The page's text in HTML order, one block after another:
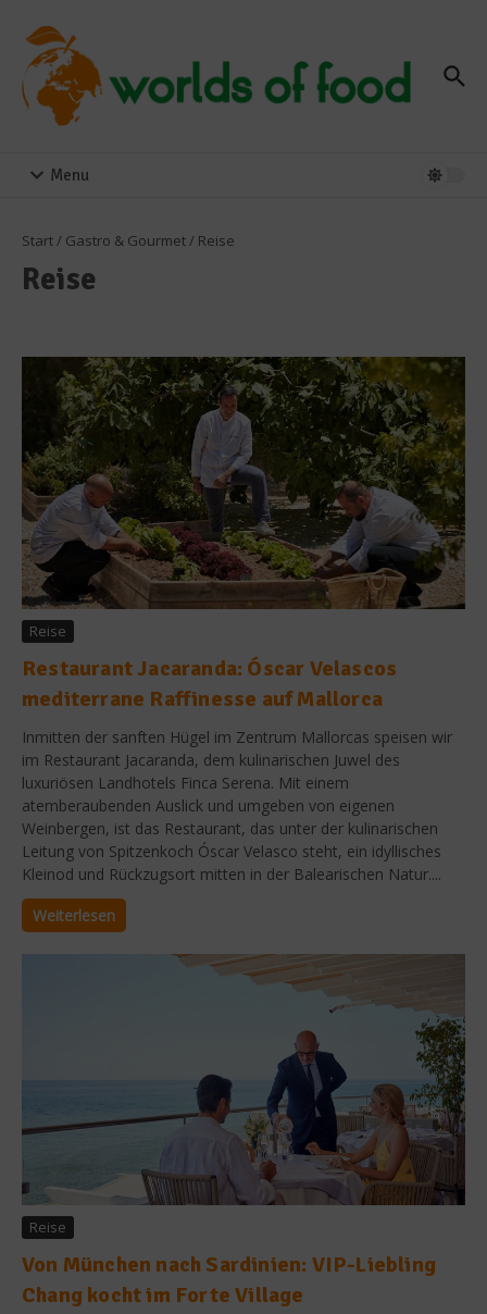
Menu
Start/ Gastro & Gourmet/ Reise
Reise
Reise
Restaurant Jacaranda: Óscar Velascos
mediterrane Raffinesse auf Mallorca
Inmitten der sanften Hügel im Zentrum Mallorcas speisen wir
im Restaurant Jacaranda, dem kulinarischen Juwel des
luxuriösen Landhotels Finca Serena. Mit einem
atemberaubenden Auslick und umgeben von eigenen
Weinbergen, ist das Restaurant, das unter der kulinarischen
Leitung von Spitzenkoch Óscar Velasco steht, ein idyllisches
Kleinod und Rückzugsort mitten in der Balearischen Natur....
Weiterlesen
Reise
Von München nach Sardinien: VIP-Liebling
Chang kocht im Forte Village